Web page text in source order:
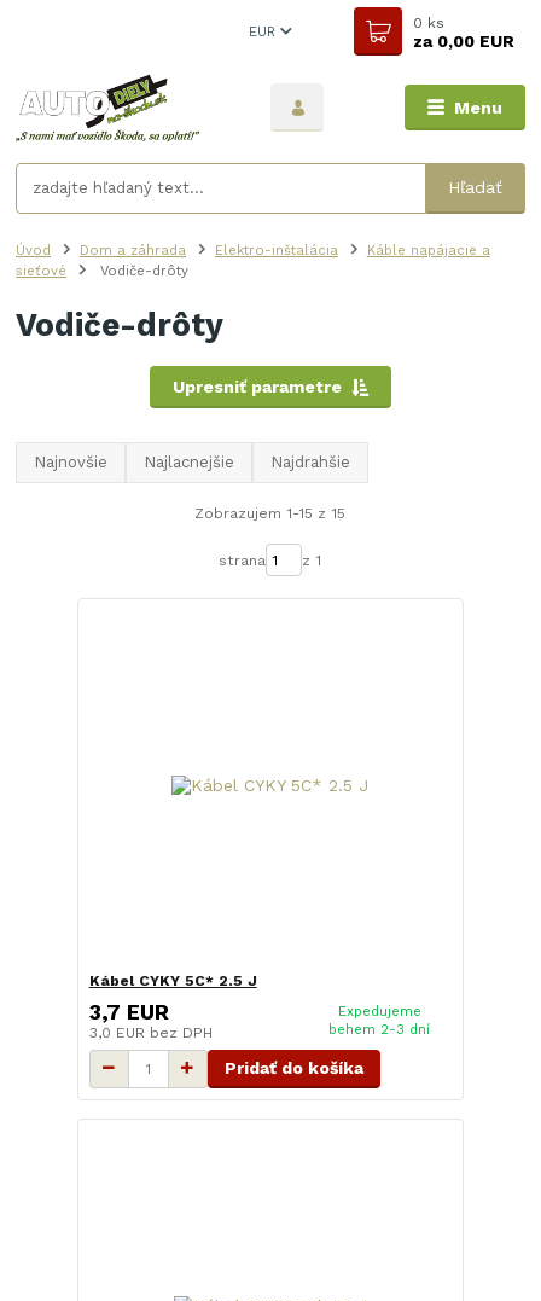
Menu
EUR
Hľadať
0 ks
za0,00 EUR
Úvod Dom a záhrada Elektro-inštalácia
Káble napájacie a
sieťové
Vodiče-drôty
Vodiče-drôty
Upresniť parametre
Najnovšie Najlacnejšie Najdrahšie
Zobrazujem 1-15 z 15
strana z 1
Kábel CYKY 5C* 2.5 J
3,7 EUR
3,0 EUR bez DPH
Expedujeme
behem 2-3 dní
Pridať do košíka